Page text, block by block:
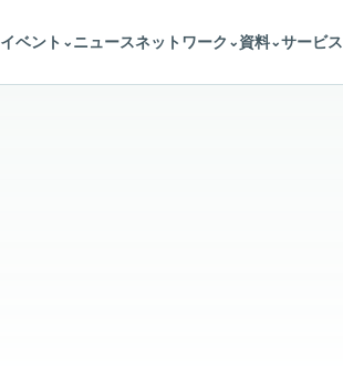
イベント ⌄ニュースネットワーク ⌄資料⌄サービス